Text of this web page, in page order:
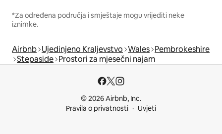
*Za određena područja i smještaje mogu vrijediti neke
iznimke.
Airbnb Ujedinjeno Kraljevstvo Wales Pembrokeshire
Stepaside Prostori za mjesečni najam
© 2026 Airbnb, Inc.
Pravila o privatnosti
Uvjeti